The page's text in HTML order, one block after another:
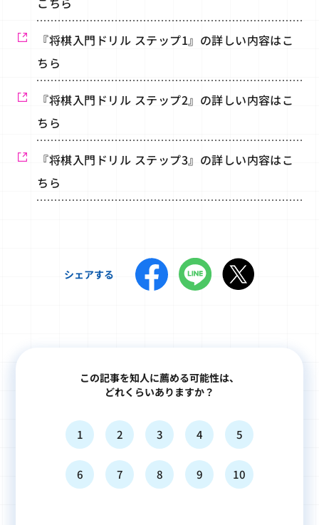
『将棋入門ドリル ステップ1』の詳しい内容はこ
ちら
『将棋入門ドリル ステップ2』の詳しい内容はこ
ちら
『将棋入門ドリル ステップ3』の詳しい内容はこ
ちら
シェアする
この記事を知人に薦める可能性は、
どれくらいありますか？
1 2 3 4 5
6 7 8 9 10